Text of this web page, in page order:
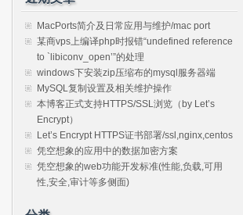
MacPorts简介及日常应用与维护/mac port
某商vps上编译php时报错“undefined reference
to `libiconv_open’”的处理
windows下安装zip压缩布的mysql服务器端
MySQL复制设置及相关维护操作
本博客正式支持HTTPS/SSL浏览（by Let’s
Encrypt）
Let’s Encrypt HTTPS证书部署/ssl,nginx,centos
凭空想象的应用中的数据加密方案
凭空想象的web功能开发标准(性能,负载,可用
性,安全,审计等多侧面)